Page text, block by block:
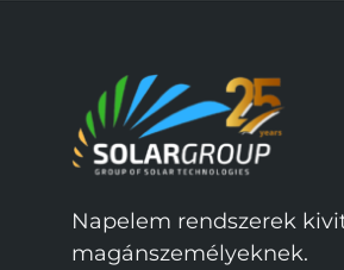
Napelem rendszerek
magánszemélyeknek.